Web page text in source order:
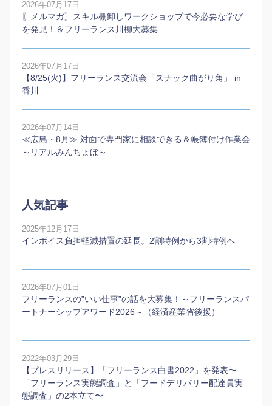
2026年07月17日
〖メルマガ〗スキル棚卸しワークショップで今必要な学び
を発見！＆フリーランス川柳大募集
2026年07月17日
【8/25(火)】フリーランス交流会「スナック曲がり角」 in
香川
2026年07月14日
≪広島・8月≫ 対面で専門家に相談できる＆帳簿付け作業会
～リアルみんちょぼ～
人気記事
2025年12月17日
インボイス負担軽減措置の延長。2割特例から3割特例へ
2026年07月01日
フリーランスの”いい仕事”の話を大募集！～フリーランスパ
ートナーシップアワード2026～（経済産業省後援）
2022年03月29日
【プレスリリース】「フリーランス白書2022」を発表〜
「フリーランス実態調査」と「フードデリバリー配達員実
態調査」の2本⽴て〜